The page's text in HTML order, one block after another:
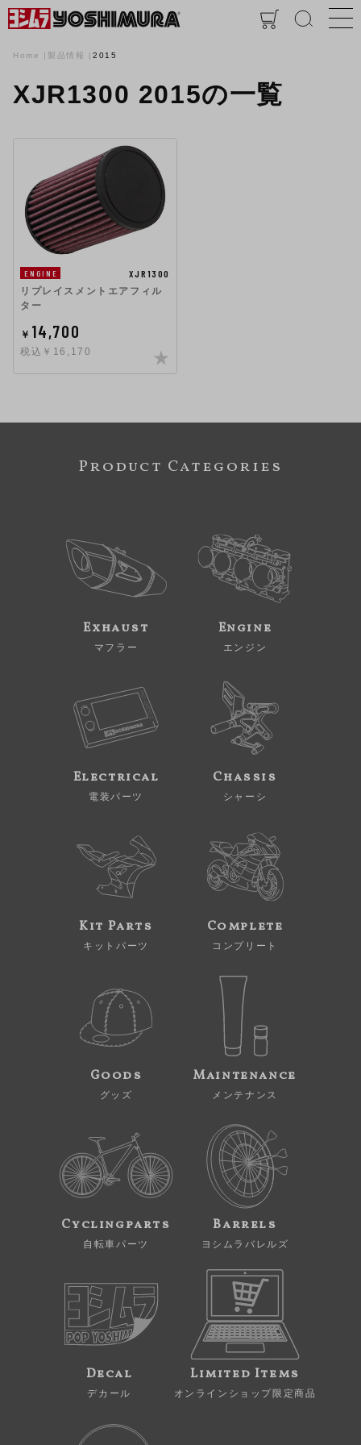
Home 製品情報 2015
XJR1300 2015の一覧
ENGINE
XJR1300
リプレイスメントエアフィル
ター
￥ 14,700
税込￥16,170
Product Categories
Exhaust
マフラー
Engine
エンジン
Electrical
電装パーツ
Chassis
シャーシ
Kit Parts
キットパーツ
Complete
コンプリート
Goods
グッズ
Maintenance
メンテナンス
Cyclingparts
自転車パーツ
Barrels
ヨシムラバレルズ
Decal
デカール
Limited Items
オンラインショップ限定商品